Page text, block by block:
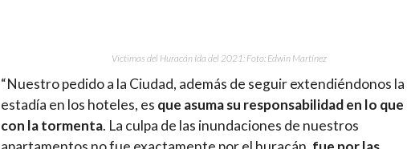
Víctimas del Huracán Ida del 2021: Foto: Edwin Martínez
“Nuestro pedido a la Ciudad, además de seguir extendiéndonos la
estadía en los hoteles, es que asuma su responsabilidad en lo que
con la tormenta. La culpa de las inundaciones de nuestros